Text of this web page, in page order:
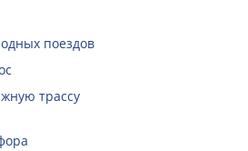
поездов
трассу